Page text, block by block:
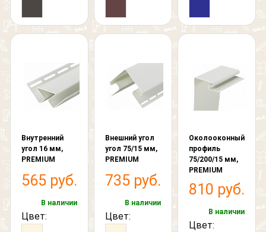
Внутренний
угол 16 мм,
PREMIUM
565 руб.
В наличии
Цвет:
Внешний угол
угол 75/15 мм,
PREMIUM
735 руб.
В наличии
Цвет:
Околооконный
профиль
75/200/15 мм,
PREMIUM
810 руб.
В наличии
Цвет:
Обратный звонок
Согласен на обработку персональных данных
Выберите картинку где
изображен "Слон"
Ваше сообщение
Согласен на обработку персональных данных
Выберите картинку где
изображен "Слон"
Добавить файл
Выберите файл, размер которого не превышает 3
Согласен на обработку персональных данных
Выберите картинку где
изображен "Слон"
Что вам нужно расчитать?
Кровля
Фасад
Другое